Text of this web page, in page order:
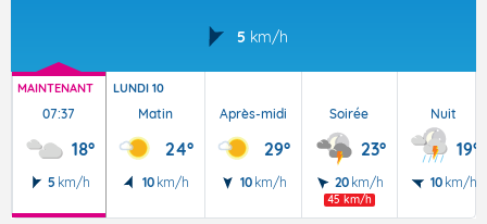
5 km/h
MAINTENANT
07:37
18°
5 km/h
LUNDI 10
Matin
24°
10 km/h
Après-midi
29°
10 km/h
Soirée
23°
20 km/h
45 km/h
Nuit
19°
10 km/h